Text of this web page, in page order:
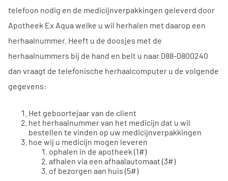
telefoon nodig en de medicijnverpakkingen geleverd door
Apotheek Ex Aqua welke u wil herhalen met daarop een
herhaalnummer. Heeft u de doosjes met de
herhaalnummers bij de hand en belt u naar 088-0800240
dan vraagt de telefonische herhaalcomputer u de volgende
gegevens:
Het geboortejaar van de client
het herhaalnummer van het medicijn dat u wil
bestellen te vinden op uw medicijnverpakkingen
hoe wij u medicijn mogen leveren
ophalen in de apotheek (1#)
afhalen via een afhaalautomaat (3#)
of bezorgen aan huis (5#)